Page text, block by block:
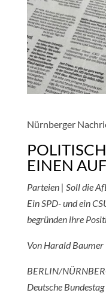
Nürnberger
EINEN
Parteien | Soll die
Ein SPD- und ein
begründen ihre
Von Harald Baumer
BERLIN/
Deutsche